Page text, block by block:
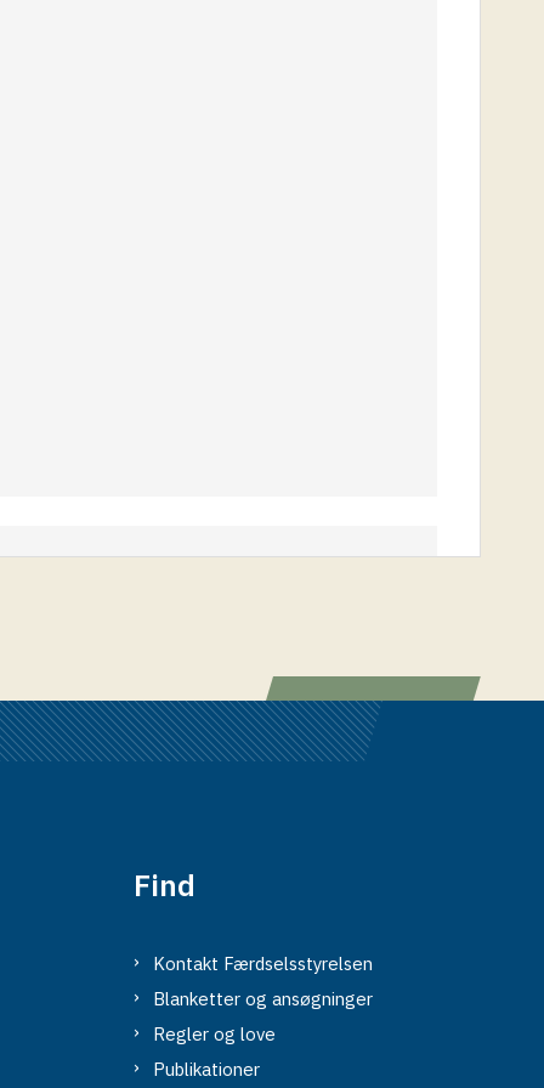
Find
Kontakt Færdselsstyrelsen
Blanketter og ansøgninger
Regler og love
Publikationer